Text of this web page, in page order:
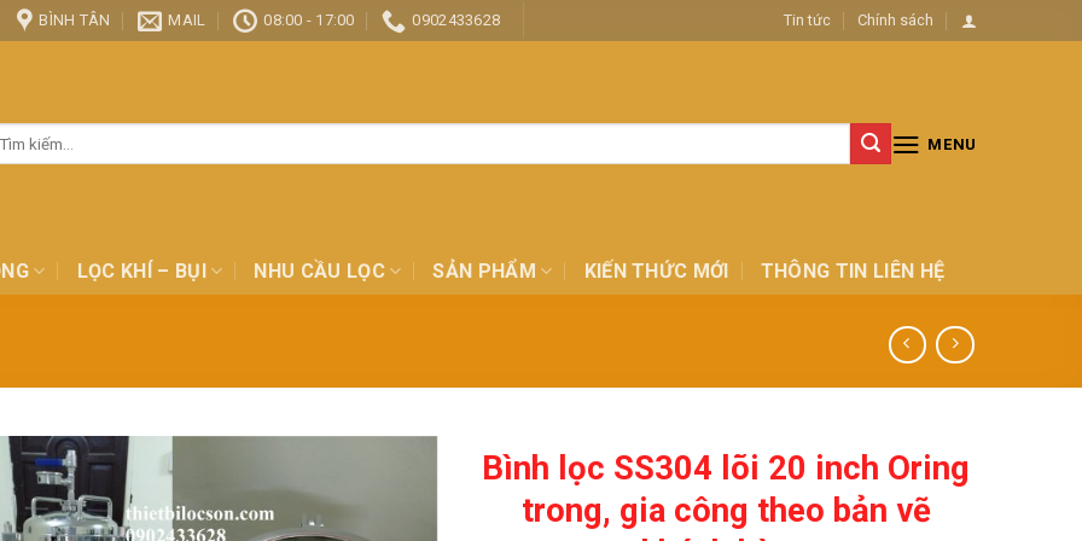
BÌNH TÂN MAIL 08:00 - 17:00 0902433628 Tin tức Chính sách
MENU
LỌC KHÍ – BỤI NHU CẦU LỌC SẢN PHẨM KIẾN THỨC MỚI THÔNG TIN LIÊN HỆ
Bình lọc SS304 lõi 20 inch Oring
trong, gia công theo bản vẽ